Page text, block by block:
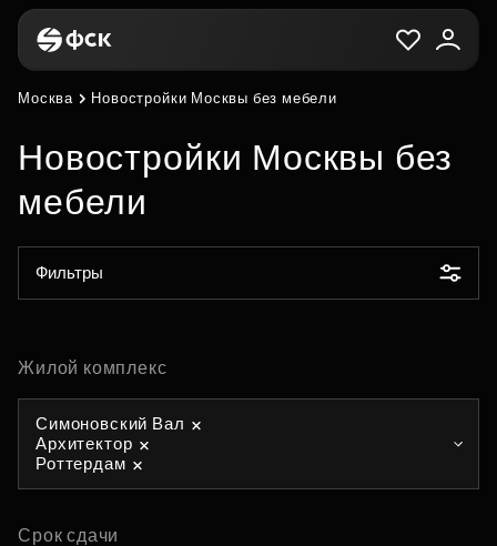
Москва Новостройки Москвы без мебели
Новостройки Москвы без
мебели
Фильтры
Жилой комплекс
Симоновский Вал
Архитектор
Роттердам
Срок сдачи